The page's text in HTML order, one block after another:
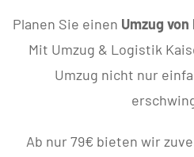
Planen Sie einen Umzug
Mit Umzug & Logistik
Umzug nicht nur
Ab nur 79€ bieten wir